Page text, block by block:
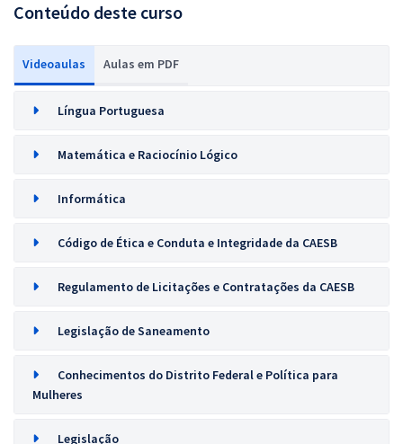
Conteúdo deste curso
Videoaulas Aulas em PDF
Língua Portuguesa
Matemática e Raciocínio Lógico
Informática
Código de Ética e Conduta e Integridade da CAESB
Regulamento de Licitações e Contratações da CAESB
Legislação de Saneamento
Conhecimentos do Distrito Federal e Política para
Mulheres
Legislação